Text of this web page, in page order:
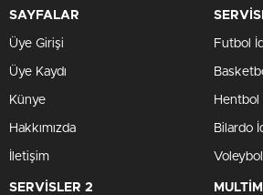
SAYFALAR
Üye Girişi
Üye Kaydı
Künye
Hakkımızda
İletişim
Futbol
Hentbol
Bilardo
SERVİSLER 2